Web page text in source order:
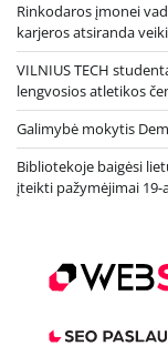
Rinkodaros įmonei
karjeros atsiranda
VILNIUS TECH
lengvosios atletikos
Galimybė mokytis
Bibliotekoje baigėsi
įteikti pažymėjimai 19-